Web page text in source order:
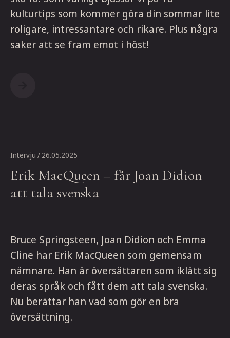
kulturtips som kommer göra din sommar lite
roligare, intressantare och rikare. Plus några
saker att se fram emot i höst!
Intervju / 26.05.2025
Erik MacQueen – får Joan Didion
att tala svenska
Bruce Springsteen, Joan Didion och Emma
Cline har Erik MacQueen som gemensam
nämnare. Han är översättaren som iklätt sig
deras språk och fått dem att tala svenska.
Nu berättar han vad som gör en bra
översättning.